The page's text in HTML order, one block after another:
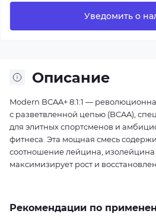
Уведомить о
Описание
Modern BCAA+ 8:1:1 —
с разветвленной цепью (BCAA),
для элитных спортсменов и
фитнеса. Эта мощная смесь
соотношение лейцина, изолейцина
максимизирует рост и
Рекомендации по